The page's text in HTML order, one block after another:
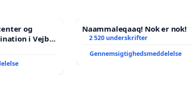
og
i Vejby
i
Naammaleqaaq! Nok er nok!
2 520 underskrifter
Gennemsigtighedsmeddelelse